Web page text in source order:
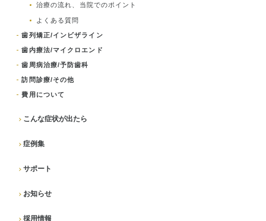
治療の流れ、当院でのポイント
よくある質問
歯列矯正/インビザライン
歯内療法/マイクロエンド
歯周病治療/予防歯科
訪問診療/その他
費用について
こんな症状が出たら
症例集
サポート
お知らせ
採用情報